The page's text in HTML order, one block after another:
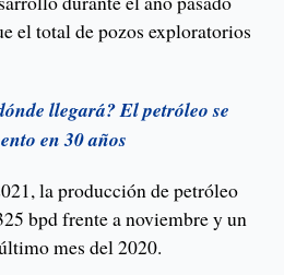
el total de pozos exploratorios
llegará? El petróleo se
en 30 años
la producción de petróleo
bpd frente a noviembre y un
mes del 2020.